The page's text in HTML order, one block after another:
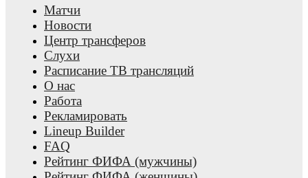
Матчи
Новости
Центр трансферов
Слухи
Расписание ТВ трансляций
О нас
Работа
Рекламировать
Lineup Builder
FAQ
Рейтинг ФИФА (мужчины)